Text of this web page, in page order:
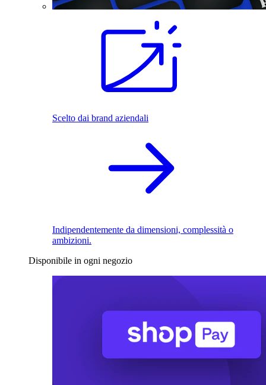
Scelto dai brand aziendali
Indipendentemente da dimensioni, complessità o
ambizioni.
Disponibile in ogni negozio